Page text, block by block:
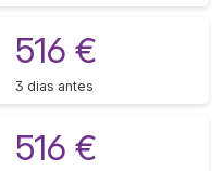
516 €
3 dias antes
516 €